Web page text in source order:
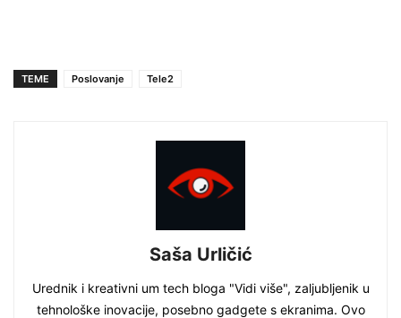
TEME Poslovanje Tele2
Saša Urličić
Urednik i kreativni um tech bloga "Vidi više", zaljubljenik u
tehnološke inovacije, posebno gadgete s ekranima. Ovo